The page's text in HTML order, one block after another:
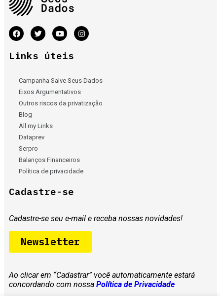
Links úteis
Campanha Salve Seus Dados
Eixos Argumentativos
Outros riscos da privatização
Blog
All my Links
Dataprev
Serpro
Balanços Financeiros
Política de privacidade
Cadastre-se
Cadastre-se seu e-mail e receba nossas novidades!
Newsletter
Ao clicar em “Cadastrar” você automaticamente estará
concordando com nossa Política de Privacidade